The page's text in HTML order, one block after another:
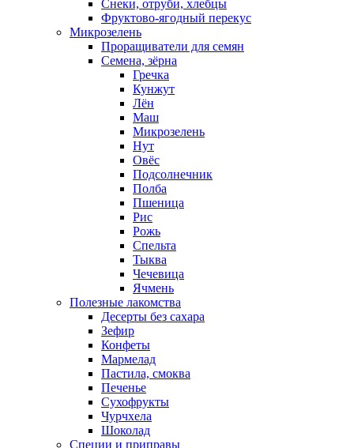
Снеки, отруби, хлебцы
Фруктово-ягодный перекус
Микрозелень
Проращиватели для семян
Семена, зёрна
Гречка
Кунжут
Лён
Маш
Микрозелень
Нут
Овёс
Подсолнечник
Полба
Пшеница
Рис
Рожь
Спельта
Тыква
Чечевица
Ячмень
Полезные лакомства
Десерты без сахара
Зефир
Конфеты
Мармелад
Пастила, смоква
Печенье
Сухофрукты
Чурчхела
Шоколад
Специи и приправы